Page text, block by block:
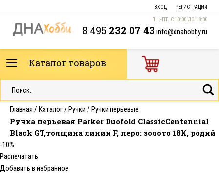
ВХОД РЕГИСТРАЦИЯ
ПН.-ПТ. С 10:00 ДО 18:00
8 495 232 07 43 info@dnahobby.ru
Каталог товаров
Главная / Каталог/ Ручки / Ручки перьевые
Ручка перьевая Parker Duofold ClassicCentennial
Black GT,толщина линии F, перо: золото 18К, родий
-10%
Распечатать
Добавить в избранное